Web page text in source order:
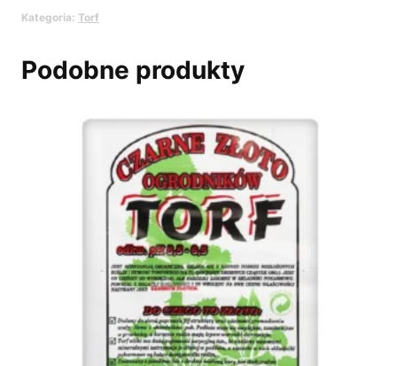
Kategoria: Torf
Podobne produkty